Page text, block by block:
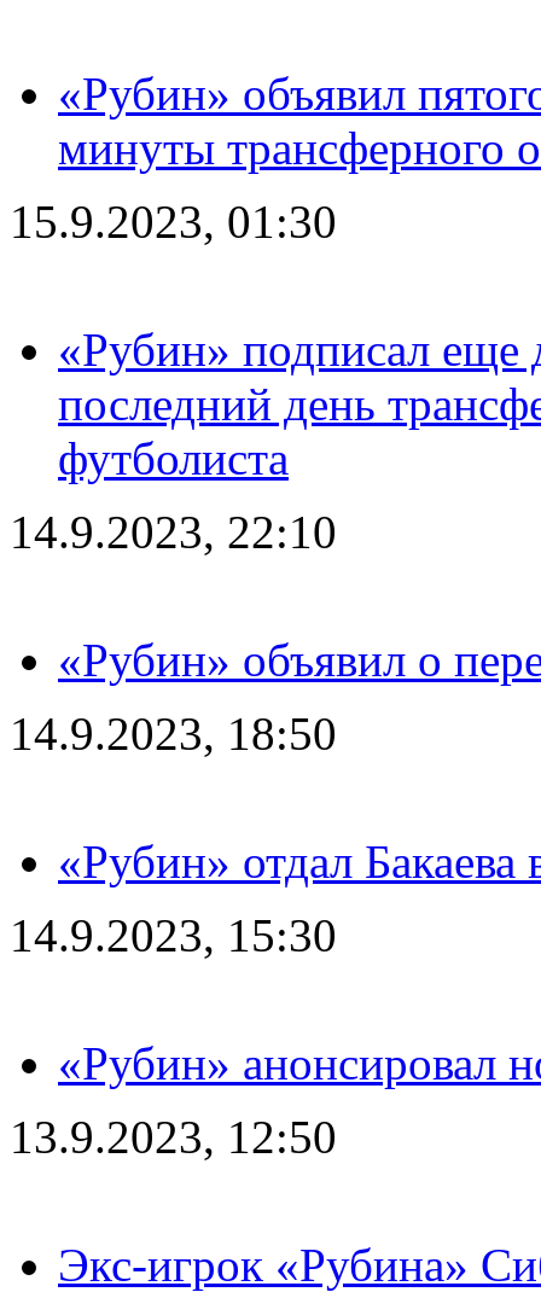
«Рубин» объявил
минуты трансферного
15.9.2023, 01:30
«Рубин» подписал еще
последний день
футболиста
14.9.2023, 22:10
«Рубин» объявил о
14.9.2023, 18:50
«Рубин» отдал
14.9.2023, 15:30
«Рубин» анонсировал
13.9.2023, 12:50
Экс-игрок «Рубина»